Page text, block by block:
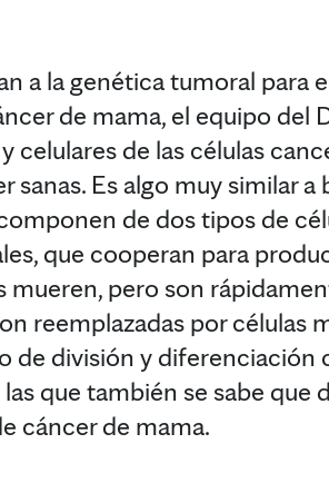
a la genética tumoral para
de mama, el equipo del
de las células
Es algo muy similar a
de dos tipos de
que cooperan para
mueren, pero son
reemplazadas por células
de división y diferenciación
que también se sabe que
cáncer de mama.